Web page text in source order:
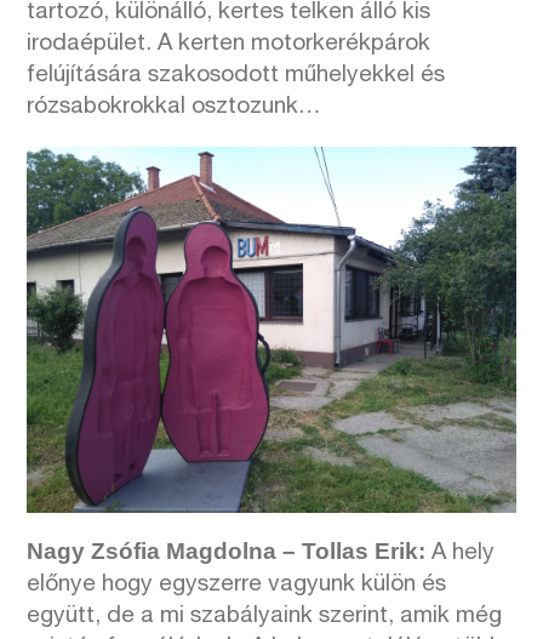
tartozó, különálló, kertes telken álló kis
irodaépület. A kerten motorkerékpárok
felújítására szakosodott műhelyekkel és
rózsabokrokkal osztozunk…
Nagy Zsófia Magdolna – Tollas Erik: A hely
előnye hogy egyszerre vagyunk külön és
együtt, de a mi szabályaink szerint, amik még